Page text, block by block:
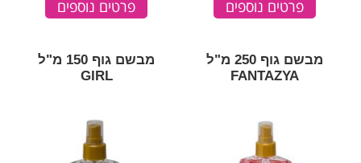
פרטים נוספים פרטים נוספים
מבשם גוף 250 מ"ל
FANTAZYA
מבשם גוף 150 מ"ל
GIRL